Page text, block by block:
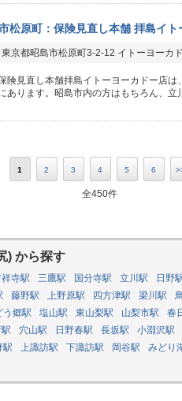
松原町：保険見直し本舗 拝島イト
東京都昭島市松原町3-2-12 イトーヨーカ
険見直し本舗拝島イトーヨーカドー店は
あります。昭島市内の方はもちろん、立
1 2 3 4 5 6
全450件
) から探す
寺駅 三鷹駅 国分寺駅 立川駅
日野
藤野駅 上野原駅 四方津駅 梁川駅
う郷駅 塩山駅 東山梨駅 山梨市駅
春
穴山駅 日野春駅 長坂駅
小淵沢駅
駅 上諏訪駅 下諏訪駅 岡谷駅
みどり